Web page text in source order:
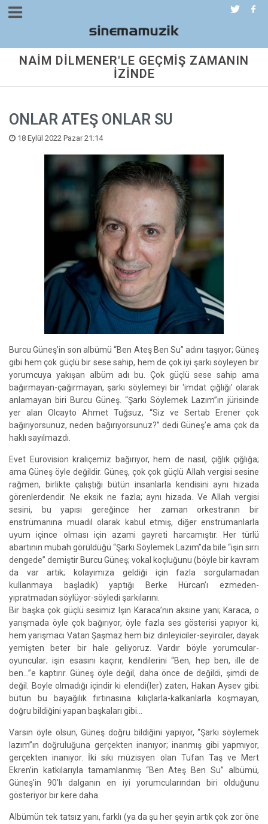
NAİM DİLMENER'LE GEÇMİŞ ZAMANIN
İZİNDE
ONLAR ATEŞ ONLAR SU
18 Eylül 2022 Pazar 21:14
Burcu Güneş’in son albümü “Ben Ateş Ben Su” adını taşıyor; Güneş
gibi hem çok güçlü bir sese sahip, hem de çok iyi şarkı söyleyen bir
yorumcuya yakışan albüm adı bu. Çok güçlü sese sahip ama
bağırmayan-çağırmayan, şarkı söylemeyi bir ‘imdat çığlığı’ olarak
anlamayan biri Burcu Güneş. “Şarkı Söylemek Lazım”ın jürisinde
yer alan Olcayto Ahmet Tuğsuz, “Siz ve Sertab Erener çok
bağırıyorsunuz, neden bağırıyorsunuz?” dedi Güneş’e ama çok da
haklı sayılmazdı.
Evet Eurovision kraliçemiz bağırıyor, hem de nasıl, çığlık çığlığa;
ama Güneş öyle değildir. Güneş, çok çok güçlü Allah vergisi sesine
rağmen, birlikte çalıştığı bütün insanlarla kendisini aynı hizada
görenlerdendir. Ne eksik ne fazla; aynı hizada. Ve Allah vergisi
sesini, bu yapısı gereğince her zaman orkestranın bir
enstrümanına muadil olarak kabul etmiş, diğer enstrümanlarla
uyum içince olması için azami gayreti harcamıştır. Her türlü
abartının mubah görüldüğü “Şarkı Söylemek Lazım”da bile “işin sırrı
dengede” demiştir Burcu Güneş; vokal koçluğunu (böyle bir kavram
da var artık; kolayımıza geldiği için fazla sorgulamadan
kullanmaya başladık) yaptığı Berke Hürcan’ı ezmeden-
yıpratmadan söylüyor-söyledi şarkılarını.
Bir başka çok güçlü sesimiz Işın Karaca’nın aksine yani; Karaca, o
yarışmada öyle çok bağırıyor, öyle fazla ses gösterisi yapıyor ki,
hem yarışmacı Vatan Şaşmaz hem biz dinleyiciler-seyirciler, dayak
yemişten beter bir hale geliyoruz. Vardır böyle yorumcular-
oyuncular; işin esasını kaçırır, kendilerini “Ben, hep ben, ille de
ben…”e kaptırır. Güneş öyle değil, daha önce de değildi, şimdi de
değil. Boyle olmadığı içindir ki elendi(ler) zaten, Hakan Aysev gibi;
bütün bu bayağılık fırtınasına kılıçlarla-kalkanlarla koşmayan,
doğru bildiğini yapan başkaları gibi…
Varsın öyle olsun, Güneş doğru bildiğini yapıyor, “Şarkı söylemek
lazım”ın doğruluğuna gerçekten inanıyor; inanmış gibi yapmıyor,
gerçekten inanıyor. İki sıkı müzisyen olan Tufan Taş ve Mert
Ekren’in katkılarıyla tamamlanmış “Ben Ateş Ben Su” albümü,
Güneş’in 90’lı dalganın en iyi yorumcularından biri olduğunu
gösteriyor bir kere daha.
Albümün tek tatsız yanı, farklı (ya da şu her şeyin artık çok zor öne